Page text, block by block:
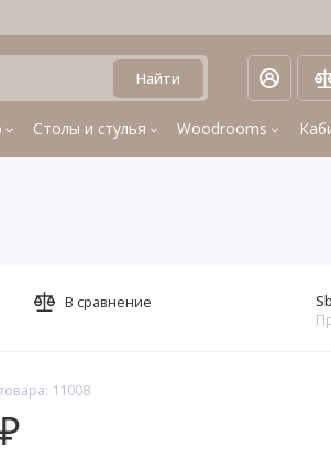
Найти
Столы и стулья Woodrooms
11008
В сравнение